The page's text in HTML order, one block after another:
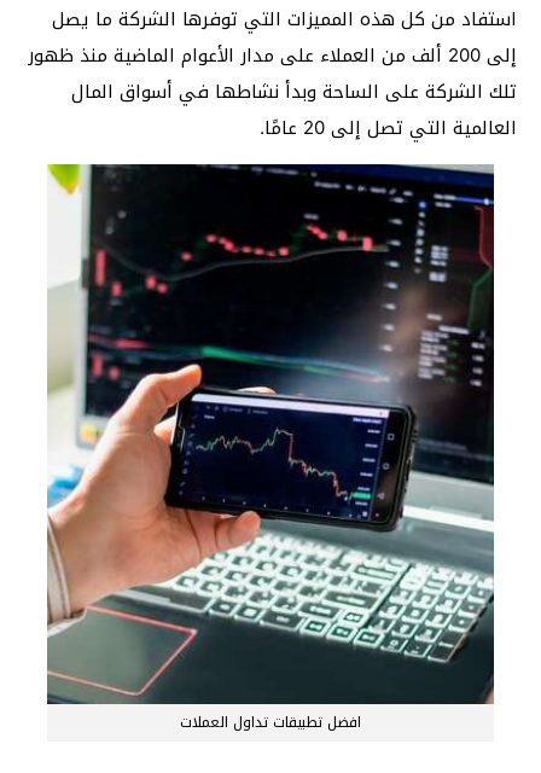
استفاد من كل هذه المميزات التي توفرها الشركة ما يصل
إلى 200 ألف من العملاء على مدار الأعوام الماضية منذ ظهور
تلك الشركة على الساحة وبدأ نشاطها في أسواق المال
العالمية التي تصل إلى 20 عامًا.
افضل تطبيقات تداول العملات